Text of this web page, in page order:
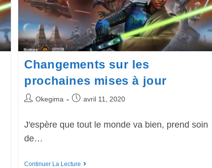
Changements sur les
prochaines mises à jour
Okegima avril 11, 2020
J'espère que tout le monde va bien, prend soin
de…
Continuer La Lecture